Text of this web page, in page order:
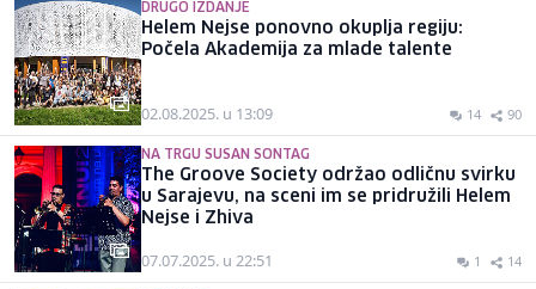
DRUGO IZDANJE
Helem Nejse ponovno okuplja regiju:
Počela Akademija za mlade talente
02.08.2025. u 13:09 14 90
NA TRGU SUSAN SONTAG
The Groove Society održao odličnu svirku
u Sarajevu, na sceni im se pridružili Helem
Nejse i Zhiva
07.07.2025. u 22:51 1 14